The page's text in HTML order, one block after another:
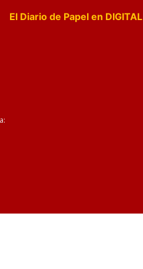
El Diario de Papel en DIGITAL